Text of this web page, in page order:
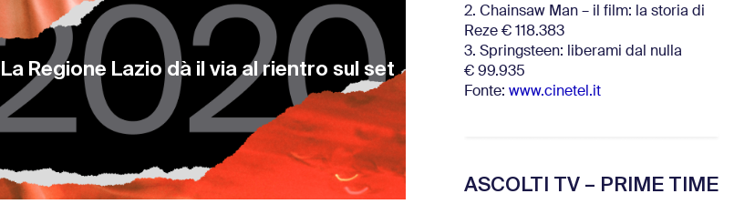
La Regione Lazio dà il via al rientro sul set
2. Chainsaw Man – il film: la storia di
Reze € 118.383
3. Springsteen: liberami dal nulla
€ 99.935
Fonte: www.cinetel.it
ASCOLTI TV – PRIME TIME